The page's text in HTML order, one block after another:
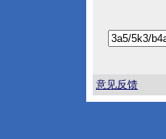
意见反馈